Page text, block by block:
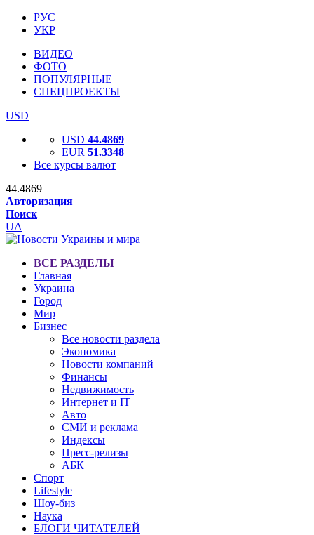
РУС
УКР
ВИДЕО
ФОТО
ПОПУЛЯРНЫЕ
СПЕЦПРОЕКТЫ
USD
USD 44.4869
EUR 51.3348
Все курсы валют
44.4869
Авторизация
Поиск
UA
ВСЕ РАЗДЕЛЫ
Главная
Украина
Город
Мир
Бизнес
Все новости раздела
Экономика
Новости компаний
Финансы
Недвижимость
Интернет и IT
Авто
СМИ и реклама
Индексы
Пресс-релизы
АБК
Спорт
Lifestyle
Шоу-биз
Наука
БЛОГИ ЧИТАТЕЛЕЙ